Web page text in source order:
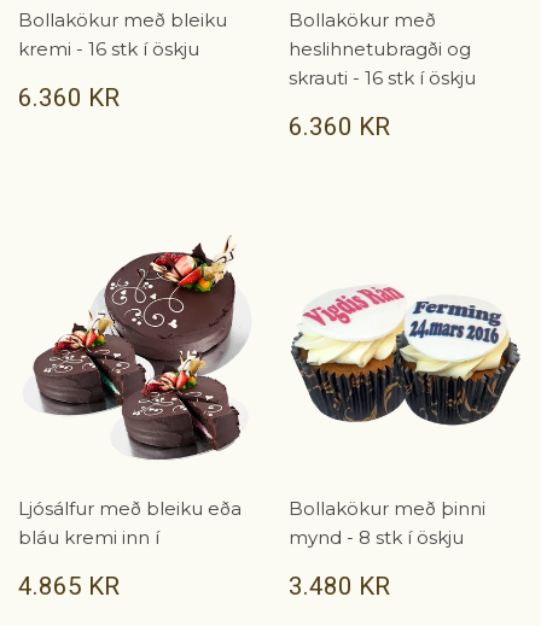
Bollakökur með bleiku
kremi - 16 stk í öskju
VERÐ
6.360 KR
Bollakökur með
heslihnetubragði og
skrauti - 16 stk í öskju
VERÐ
6.360 KR
Ljósálfur með bleiku eða
bláu kremi inn í
VERÐ
4.865 KR
Bollakökur með þinni
mynd - 8 stk í öskju
VERÐ
3.480 KR